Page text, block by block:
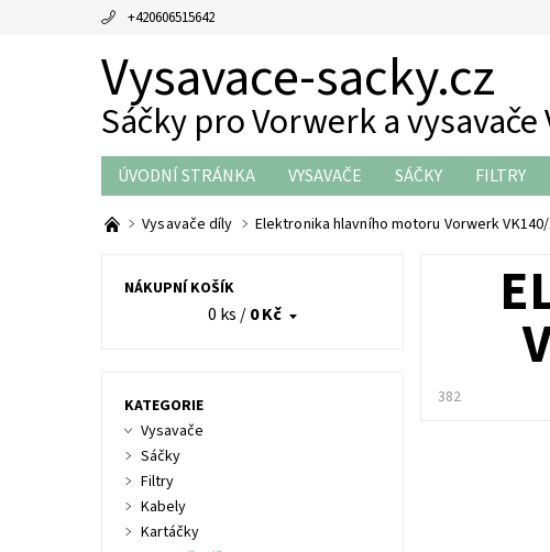
+420606515642
Vysavace-sacky.cz
Sáčky pro Vorwerk a
ÚVODNÍ STRÁNKA VYSAVAČE SÁČKY FILTRY
THERMOMIX DÍLY
OBCHODNÍ PODMÍNKY
Vysavače díly Elektronika hlavního motoru Vorwerk
382
NÁKUPNÍ KOŠÍK
0 ks /0 Kč
KATEGORIE
Vysavače
Sáčky
Filtry
Kabely
Kartáčky